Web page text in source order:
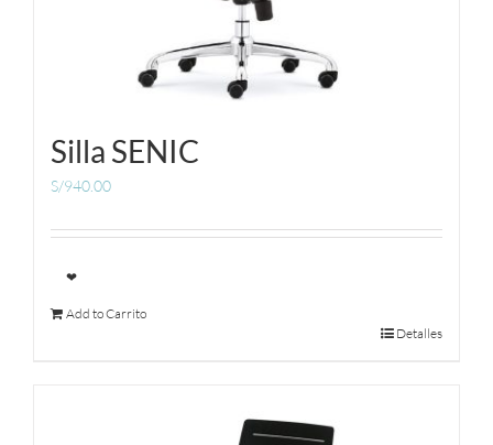
Silla SENIC
S/940.00
❤
Add to Carrito
Detalles